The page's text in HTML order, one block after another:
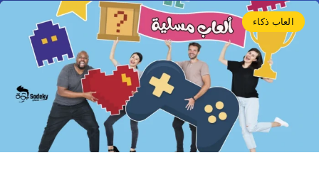
العاب ذكاء